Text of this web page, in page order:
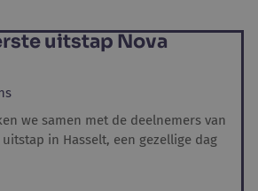
uitstap Nova
we samen met de deelnemers van
in Hasselt, een gezellige dag